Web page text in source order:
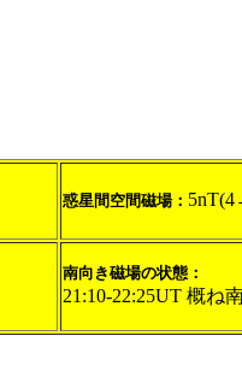
惑星間空間磁場：
南向き磁場の状態：
21:10-22:25UT 概ね